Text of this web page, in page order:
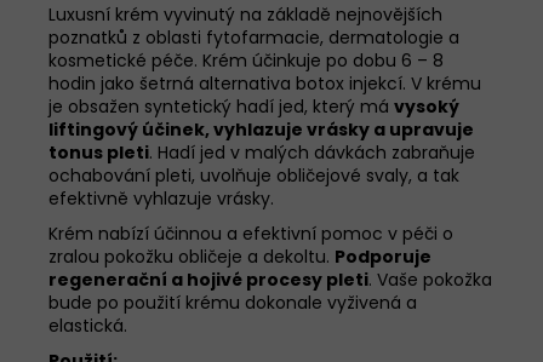
Luxusní krém vyvinutý na základě nejnovějších
poznatků z oblasti fytofarmacie, dermatologie a
kosmetické péče. Krém účinkuje po dobu 6 – 8
hodin jako šetrná alternativa botox injekcí. V krému
je obsažen syntetický hadí jed, který má vysoký
liftingový účinek, vyhlazuje vrásky a upravuje
tonus pleti. Hadí jed v malých dávkách zabraňuje
ochabování pleti, uvolňuje obličejové svaly, a tak
efektivně vyhlazuje vrásky.
Krém nabízí účinnou a efektivní pomoc v péči o
zralou pokožku obličeje a dekoltu. Podporuje
regenerační a hojivé procesy pleti. Vaše pokožka
bude po použití krému dokonale vyživená a
elastická.
GELOREN
ACTIVE
MANGO
POMERANČ
OSTRUŽINA
1210G
TRIO
PŘÍCHUTÍ
299
Kč